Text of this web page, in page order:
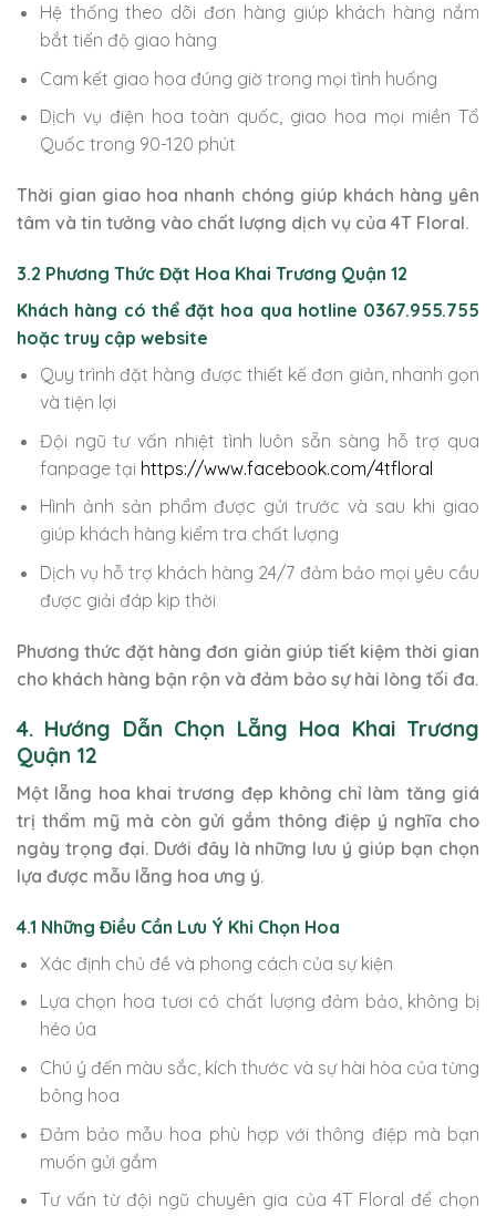
Hệ thống theo dõi đơn hàng giúp khách hàng nắm
bắt tiến độ giao hàng
Cam kết giao hoa đúng giờ trong mọi tình huống
Dịch vụ điện hoa toàn quốc, giao hoa mọi miền Tổ
Quốc trong 90-120 phút
Thời gian giao hoa nhanh chóng giúp khách hàng yên
tâm và tin tưởng vào chất lượng dịch vụ của 4T Floral.
3.2 Phương Thức Đặt Hoa Khai Trương Quận 12
Khách hàng có thể đặt hoa qua hotline 0367.955.755
hoặc truy cập website
Quy trình đặt hàng được thiết kế đơn giản, nhanh gọn
và tiện lợi
Đội ngũ tư vấn nhiệt tình luôn sẵn sàng hỗ trợ qua
fanpage tại https://www.facebook.com/4tfloral
Hình ảnh sản phẩm được gửi trước và sau khi giao
giúp khách hàng kiểm tra chất lượng
Dịch vụ hỗ trợ khách hàng 24/7 đảm bảo mọi yêu cầu
được giải đáp kịp thời
Phương thức đặt hàng đơn giản giúp tiết kiệm thời gian
cho khách hàng bận rộn và đảm bảo sự hài lòng tối đa.
4. Hướng Dẫn Chọn Lẵng Hoa Khai Trương
Quận 12
Một lẵng hoa khai trương đẹp không chỉ làm tăng giá
trị thẩm mỹ mà còn gửi gắm thông điệp ý nghĩa cho
ngày trọng đại. Dưới đây là những lưu ý giúp bạn chọn
lựa được mẫu lẵng hoa ưng ý.
4.1 Những Điều Cần Lưu Ý Khi Chọn Hoa
Xác định chủ đề và phong cách của sự kiện
Lựa chọn hoa tươi có chất lượng đảm bảo, không bị
héo úa
Chú ý đến màu sắc, kích thước và sự hài hòa của từng
bông hoa
Đảm bảo mẫu hoa phù hợp với thông điệp mà bạn
muốn gửi gắm
Tư vấn từ đội ngũ chuyên gia của 4T Floral để chọn